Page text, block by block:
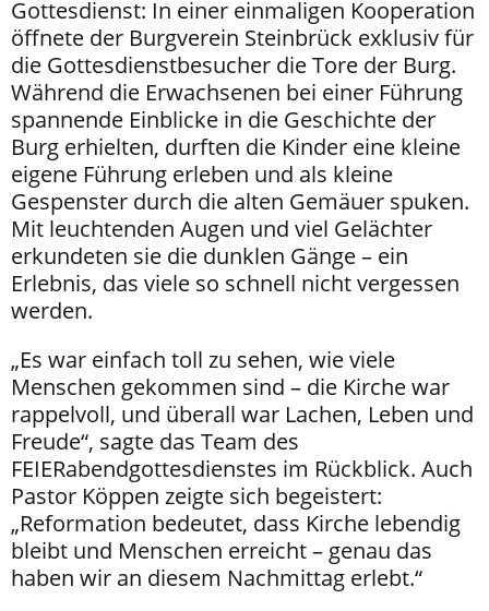
Gottesdienst: In einer einmaligen Kooperation
öffnete der Burgverein Steinbrück exklusiv für
die Gottesdienstbesucher die Tore der Burg.
Während die Erwachsenen bei einer Führung
spannende Einblicke in die Geschichte der
Burg erhielten, durften die Kinder eine kleine
eigene Führung erleben und als kleine
Gespenster durch die alten Gemäuer spuken.
Mit leuchtenden Augen und viel Gelächter
erkundeten sie die dunklen Gänge – ein
Erlebnis, das viele so schnell nicht vergessen
werden.
„Es war einfach toll zu sehen, wie viele
Menschen gekommen sind – die Kirche war
rappelvoll, und überall war Lachen, Leben und
Freude“, sagte das Team des
FEIERabendgottesdienstes im Rückblick. Auch
Pastor Köppen zeigte sich begeistert:
„Reformation bedeutet, dass Kirche lebendig
bleibt und Menschen erreicht – genau das
haben wir an diesem Nachmittag erlebt.“